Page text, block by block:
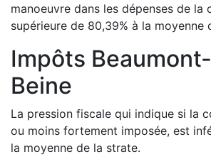
manoeuvre dans les dépenses de la
supérieure de 80,39% à la moyenne
Impôts
Beine
La pression fiscale qui indique si la
ou moins fortement imposée, est
la moyenne de la strate.